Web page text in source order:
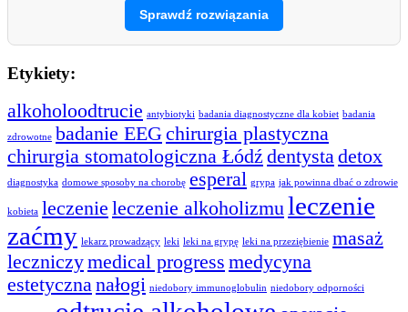
Sprawdź rozwiązania
Etykiety:
alkoholoodtrucie antybiotyki badania diagnostyczne dla kobiet badania
zdrowotne badanie EEGchirurgia plastyczna
chirurgia stomatologiczna Łódź dentystadetox
diagnostyka domowe sposoby na chorobę esperal grypa jak powinna dbać o zdrowie
kobieta leczenie leczenie alkoholizmuleczenie
zaćmy lekarz prowadzący leki leki na grypę leki na przeziębienie masaż
leczniczymedical progress medycyna
estetycznanałogi niedobory immunoglobulin niedobory odporności